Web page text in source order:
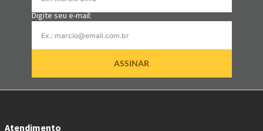
Digite seu e-mail:
ASSINAR
Atendimento